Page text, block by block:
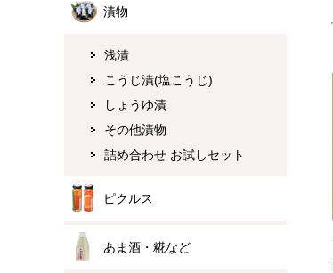
漬物
浅漬
こうじ漬(塩こうじ)
しょうゆ漬
その他漬物
詰め合わせ お試しセット
ピクルス
あま酒・糀など